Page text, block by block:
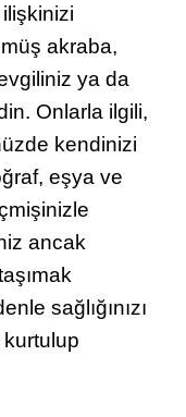
akraba,
ya da
Onlarla ilgili,
kendinizi
eşya ve
ancak
sağlığınızı